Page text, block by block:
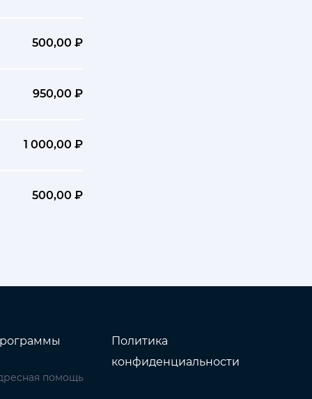
500,00 ₽
950,00 ₽
1 000,00 ₽
500,00 ₽
помощь
Политика
конфиденциальности